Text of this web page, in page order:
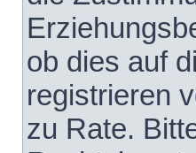
ob dies auf
registrieren
zu Rate.